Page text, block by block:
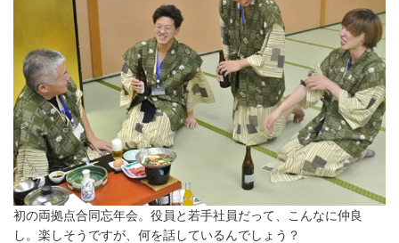
初の両拠点合同忘年会。役員と若手社員だって、こんなに仲良
し。楽しそうですが、何を話しているんでしょう？